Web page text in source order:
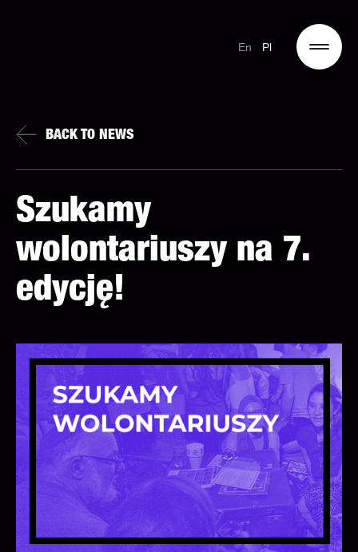
Pl
En
BACK TO NEWS
Szukamy
wolontariuszy na 7.
edycję!